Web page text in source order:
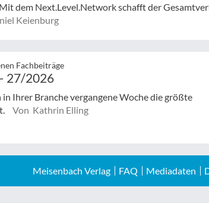
dem Next.Level.Network schafft der
Keienburg
Fachbeiträge
27/2026
Ihrer Branche vergangene Woche die größte
Von Kathrin Elling
Meisenbach Verlag FAQ Mediadaten